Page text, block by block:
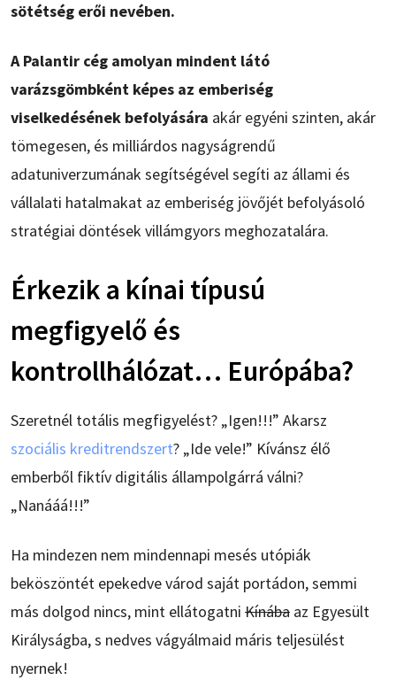
sötétség erői nevében.
A Palantir cég amolyan mindent látó
varázsgömbként képes az emberiség
viselkedésének befolyására akár egyéni szinten, akár
tömegesen, és milliárdos nagyságrendű
adatuniverzumának segítségével segíti az állami és
vállalati hatalmakat az emberiség jövőjét befolyásoló
stratégiai döntések villámgyors meghozatalára.
Érkezik a kínai típusú
megfigyelő és
kontrollhálózat… Európába?
Szeretnél totális megfigyelést? „Igen!!!” Akarsz
szociális kreditrendszert? „Ide vele!” Kívánsz élő
emberből fiktív digitális állampolgárrá válni?
„Nanááá!!!”
Ha mindezen nem mindennapi mesés utópiák
beköszöntét epekedve várod saját portádon, semmi
más dolgod nincs, mint ellátogatni Kínába az Egyesült
Királyságba, s nedves vágyálmaid máris teljesülést
nyernek!